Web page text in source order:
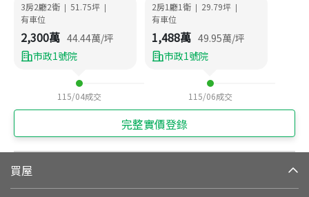
3房2廳2衛 | 51.75坪 |
有車位
2,300萬 44.44萬/坪
市政1號院
115/04成交
2房1廳1衛 | 29.79坪 |
有車位
1,488萬 49.95萬/坪
市政1號院
115/06成交
完整實價登錄
買屋